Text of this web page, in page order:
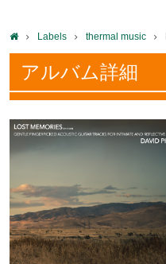
Labels thermal music
アルバム詳細